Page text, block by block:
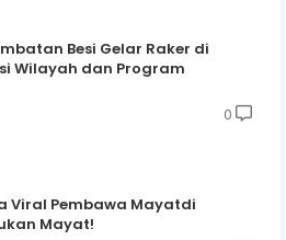
Besi Gelar Raker di
Wilayah dan Program
0
Viral Pembawa Mayatdi
Mayat!